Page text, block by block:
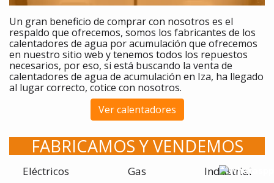
Un gran beneficio de comprarcon nosotros es el
respaldo que ofrecemos, somos los fabricantes de los
calentadores de agua por acumulación que ofrecemos
en nuestro sitio web y tenemos todos los repuestos
necesarios, por eso, si está buscando la venta de
calentadores de agua de acumulación en Iza, ha llegado
al lugar correcto, cotice con nosotros.
Ver calentadores
FABRICAMOS Y VENDEMOS
Eléctricos Gas Industrial